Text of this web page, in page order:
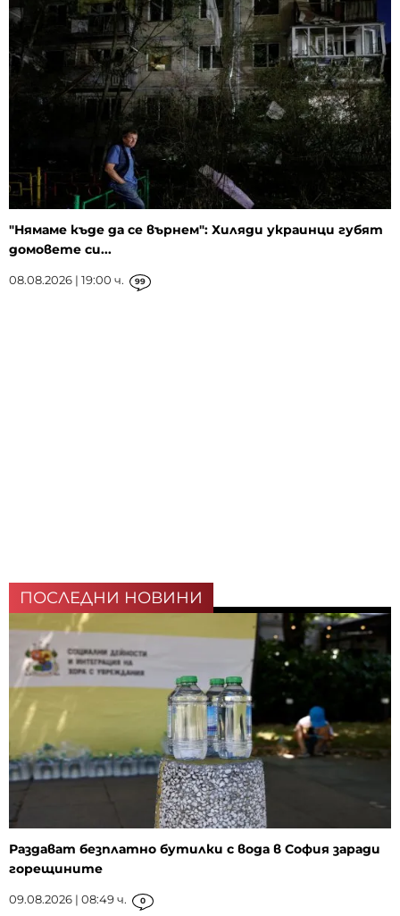
"Нямаме къде да се върнем": Хиляди украинци губят
домовете си...
08.08.2026 | 19:00 ч. 99
ПОСЛЕДНИ НОВИНИ
Раздават безплатно бутилки с вода в София заради
горещините
09.08.2026 | 08:49 ч. 0